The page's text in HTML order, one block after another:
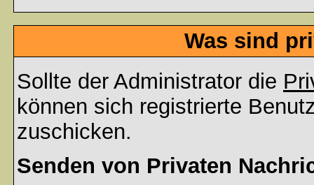
Was sind
Sollte der Administrator die
können sich registrierte
zuschicken.
Senden von Privaten